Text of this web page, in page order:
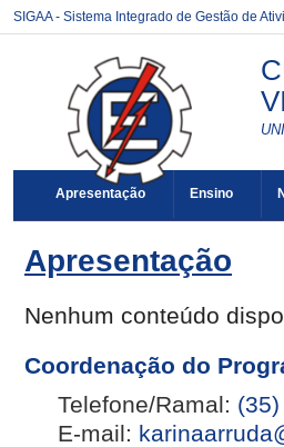
SIGAA - Sistema Integrado de Gestão de
Apresentação Ensino
Apresentação
Nenhum conteúdo
Coordenação do
Telefone/Ramal:
E-mail: